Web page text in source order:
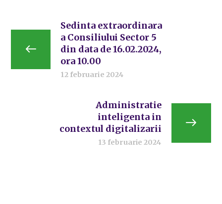
Sedinta extraordinara
a Consiliului Sector 5
din data de 16.02.2024,
ora 10.00
12 februarie 2024
Administratie
inteligenta in
contextul digitalizarii
13 februarie 2024